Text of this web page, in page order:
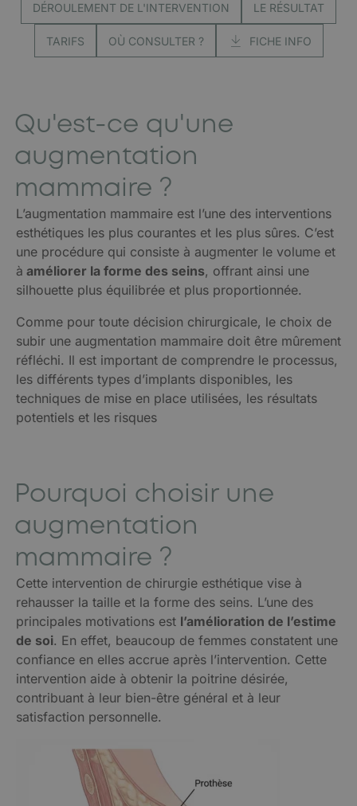
DÉROULEMENT DE L'INTERVENTION LE RÉSULTAT
TARIFS OÙ CONSULTER ? FICHE INFO
Qu'est-ce qu'une
augmentation
mammaire ?
L’augmentation mammaire est l’une des interventions
esthétiques les plus courantes et les plus sûres. C’est
une procédure qui consiste à augmenter le volume et
à améliorer la forme des seins, offrant ainsi une
silhouette plus équilibrée et plus proportionnée.
Comme pour toute décision chirurgicale, le choix de
subir une augmentation mammaire doit être mûrement
réfléchi. Il est important de comprendre le processus,
les différents types d’implants disponibles, les
techniques de mise en place utilisées, les résultats
potentiels et les risques
Pourquoi choisir une
augmentation
mammaire ?
Cette intervention de chirurgie esthétique vise à
rehausser la taille et la forme des seins. L’une des
principales motivations est l’amélioration de l’estime
de soi. En effet, beaucoup de femmes constatent une
confiance en elles accrue après l’intervention. Cette
intervention aide à obtenir la poitrine désirée,
contribuant à leur bien-être général et à leur
satisfaction personnelle.